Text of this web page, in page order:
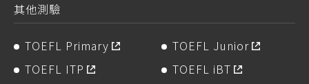
其他測驗
TOEFL Primary
TOEFL Junior
TOEFL ITP
TOEFL iBT